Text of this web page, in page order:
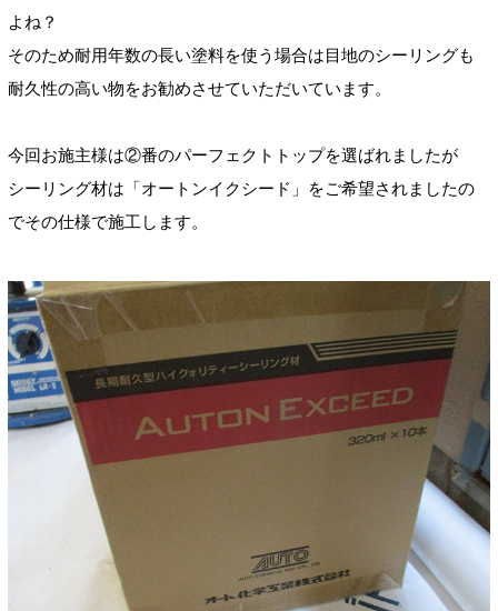
よね？
そのため耐用年数の長い塗料を使う場合は目地のシーリングも
耐久性の高い物をお勧めさせていただいています。
今回お施主様は②番のパーフェクトトップを選ばれましたが
シーリング材は「オートンイクシード」をご希望されましたの
でその仕様で施工します。